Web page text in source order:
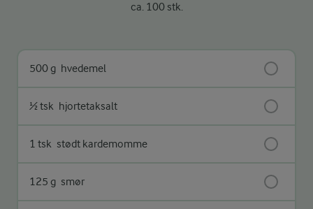
ca. 100 stk.
500 g hvedemel
½ tsk hjortetaksalt
1 tsk stødt kardemomme
125 g smør